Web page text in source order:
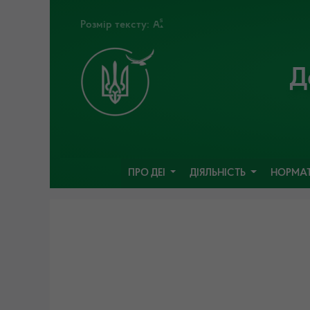
Розмір тексту:
ПРО ДЕІ ДІЯЛЬНІСТЬ